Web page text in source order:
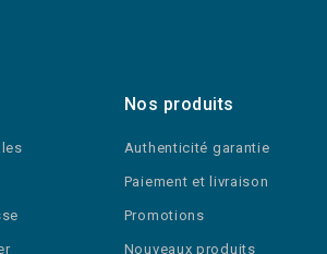
Nos produits
Authenticité garantie
Paiement et livraison
Promotions
Nouveaux produits